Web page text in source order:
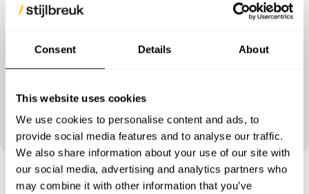
Consent Details About
This website uses cookies
We use cookies to personalise content and ads, to
provide social media features and to analyse our traffic.
We also share information about your use of our site with
our social media, advertising and analytics partners who
may combine it with other information that you’ve
Lees artikel
Lees artikel